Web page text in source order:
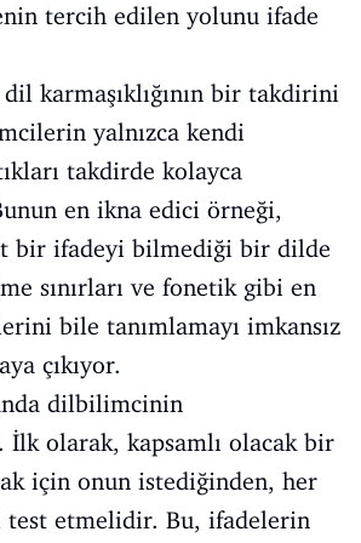
tercih edilen yolunu ifade
dil karmaşıklığının bir takdirini
yalnızca kendi
takdirde kolayca
en ikna edici örneği,
bir ifadeyi bilmediği bir dilde
sınırları ve fonetik gibi en
bile tanımlamayı imkansız
çıkıyor.
dilbilimcinin
İlk olarak, kapsamlı olacak bir
için onun istediğinden, her
test etmelidir. Bu, ifadelerin